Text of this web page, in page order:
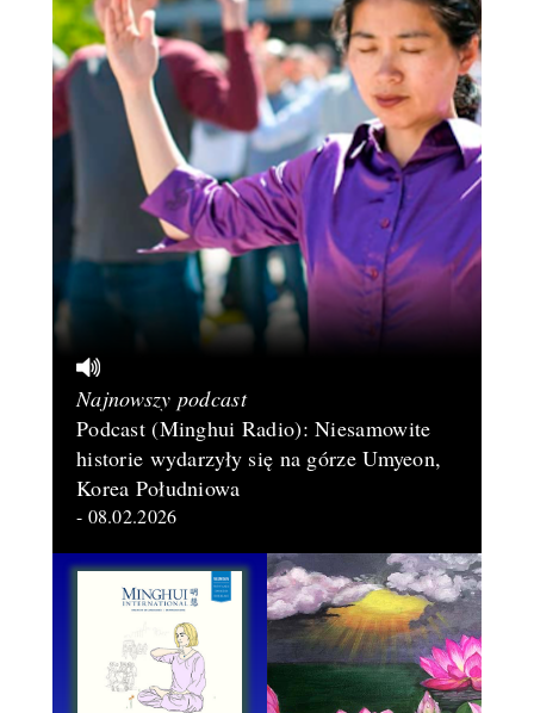
Najnowszy podcast
Podcast (Minghui Radio): Niesamowite
historie wydarzyły się na górze Umyeon,
Korea Południowa
- 08.02.2026